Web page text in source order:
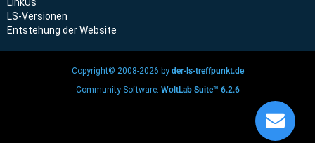
LinkUs
LS-Versionen
Entstehung der Website
Copyright© 2008-2026 by der-ls-treffpunkt.de
Community-Software: WoltLab Suite™ 6.2.6